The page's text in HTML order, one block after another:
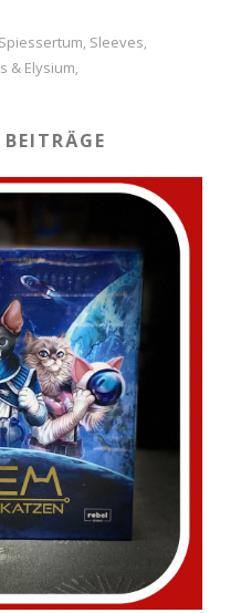
, Sleeves,
& Elysium,